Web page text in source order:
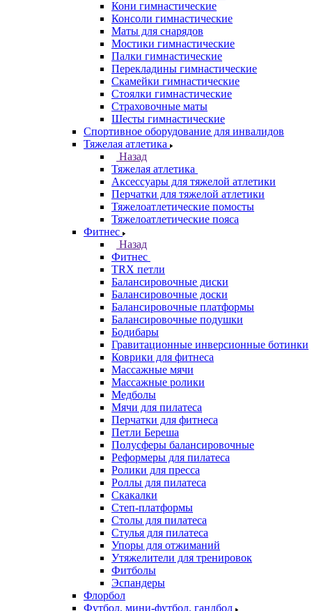
Кони гимнастические
Консоли гимнастические
Маты для снарядов
Мостики гимнастические
Палки гимнастические
Перекладины гимнастические
Скамейки гимнастические
Стоялки гимнастические
Страховочные маты
Шесты гимнастические
Спортивное оборудование для инвалидов
Тяжелая атлетика
Назад
Тяжелая атлетика
Аксессуары для тяжелой атлетики
Перчатки для тяжелой атлетики
Тяжелоатлетические помосты
Тяжелоатлетические пояса
Фитнес
Назад
Фитнес
TRX петли
Балансировочные диски
Балансировочные доски
Балансировочные платформы
Балансировочные подушки
Бодибары
Гравитационные инверсионные ботинки
Коврики для фитнеса
Массажные мячи
Массажные ролики
Медболы
Мячи для пилатеса
Перчатки для фитнеса
Петли Береша
Полусферы балансировочные
Реформеры для пилатеса
Ролики для пресса
Роллы для пилатеса
Скакалки
Степ-платформы
Столы для пилатеса
Стулья для пилатеса
Упоры для отжиманий
Утяжелители для тренировок
Фитболы
Эспандеры
Флорбол
Футбол, мини-футбол, гандбол